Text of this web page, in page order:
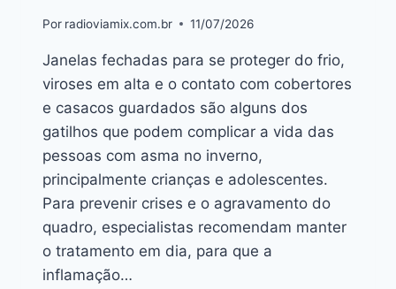
Por radioviamix.com.br 11/07/2026
Janelas fechadas para se proteger do frio,
viroses em alta e o contato com cobertores
e casacos guardados são alguns dos
gatilhos que podem complicar a vida das
pessoas com asma no inverno,
principalmente crianças e adolescentes.
Para prevenir crises e o agravamento do
quadro, especialistas recomendam manter
o tratamento em dia, para que a
inflamação…